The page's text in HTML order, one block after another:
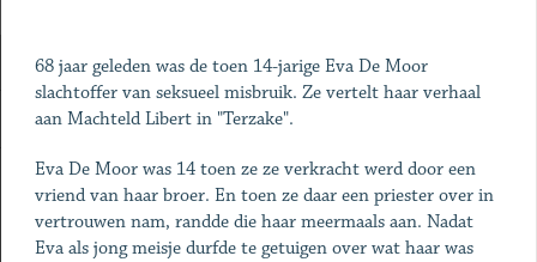
68 jaar geleden was de toen 14-jarige Eva De Moor
slachtoffer van seksueel misbruik. Ze vertelt haar verhaal
aan Machteld Libert in "Terzake".
Eva De Moor was 14 toen ze ze verkracht werd door een
vriend van haar broer. En toen ze daar een priester over in
vertrouwen nam, randde die haar meermaals aan. Nadat
Eva als jong meisje durfde te getuigen over wat haar was